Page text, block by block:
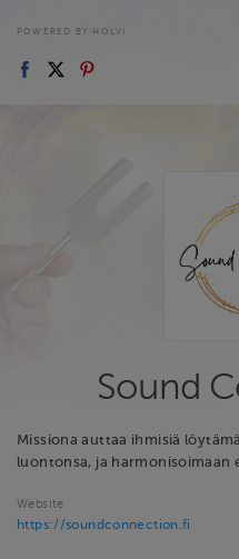
POWERED BY HOLVI
Sound
Missiona auttaa ihmisiä
luontonsa, ja harmonisoimaan
Website
https://soundconnection.fi